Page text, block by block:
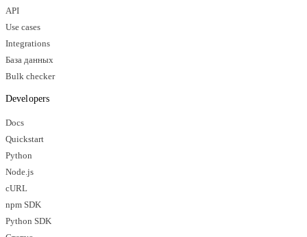
API
Use cases
Integrations
База данных
Bulk checker
Developers
Docs
Quickstart
Python
Node.js
cURL
npm SDK
Python SDK